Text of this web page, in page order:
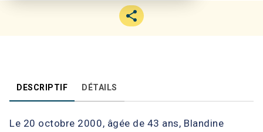
DESCRIPTIF DÉTAILS
Le 20 octobre 2000, âgée de 43 ans, Blandine